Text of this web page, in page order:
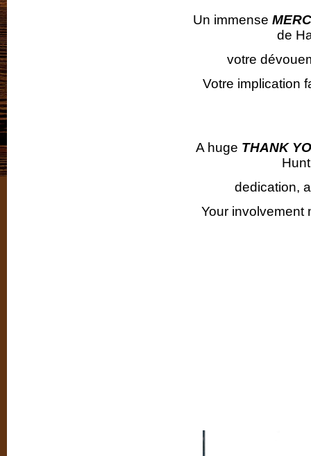
Un immense
de
votre
Votre implication
A huge THANK
dedication,
Your involvement